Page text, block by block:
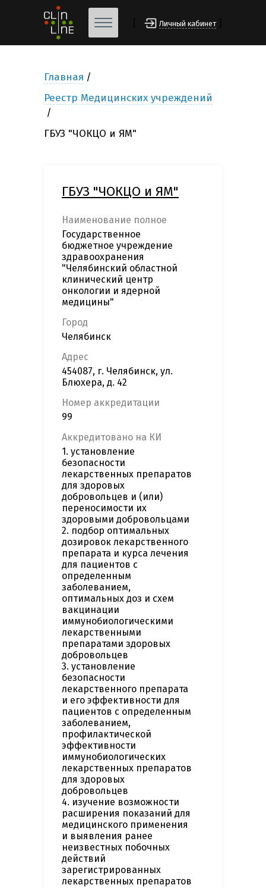
Личный кабинет
Главная
Реестр Медицинских учреждений
ГБУЗ "ЧОКЦО и ЯМ"
ГБУЗ "ЧОКЦО и ЯМ"
Наименование полное
Государственное
бюджетное учреждение
здравоохранения
"Челябинский областной
клинический центр
онкологии и ядерной
медицины"
Город
Челябинск
Адрес
454087, г. Челябинск, ул.
Блюхера, д. 42
Номер аккредитации
99
Аккредитовано на КИ
1. установление
безопасности
лекарственных препаратов
для здоровых
добровольцев и (или)
переносимости их
здоровыми добровольцами
2. подбор оптимальных
дозировок лекарственного
препарата и курса лечения
для пациентов с
определенным
заболеванием,
оптимальных доз и схем
вакцинации
иммунобиологическими
лекарственными
препаратами здоровых
добровольцев
3. установление
безопасности
лекарственного препарата
и его эффективности для
пациентов с определенным
заболеванием,
профилактической
эффективности
иммунобиологических
лекарственных препаратов
для здоровых
добровольцев
4. изучение возможности
расширения показаний для
медицинского применения
и выявления ранее
неизвестных побочных
действий
зарегистрированных
лекарственных препаратов